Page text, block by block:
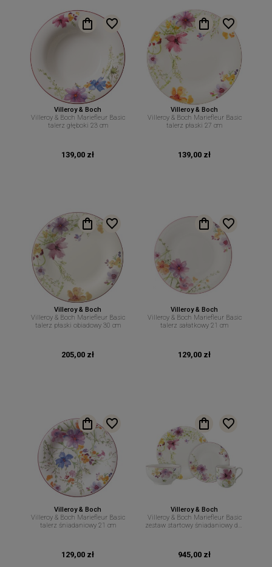
Villeroy & Boch
Villeroy & Boch Mariefleur Basic
talerz głęboki 23 cm
139,00 zł
Villeroy & Boch
Villeroy & Boch Mariefleur Basic
talerz płaski 27 cm
139,00 zł
Villeroy & Boch
Villeroy & Boch Mariefleur Basic
talerz płaski obiadowy 30 cm
205,00 zł
Villeroy & Boch
Villeroy & Boch Mariefleur Basic
talerz sałatkowy 21 cm
129,00 zł
Villeroy & Boch
Villeroy & Boch Mariefleur Basic
talerz śniadaniowy 21 cm
129,00 zł
Villeroy & Boch
Villeroy & Boch Mariefleur Basic
zestaw startowy śniadaniowy dla
945,00 zł